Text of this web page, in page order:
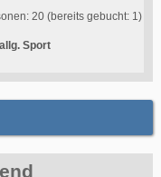
20 (bereits gebucht: 1)
allg. Sport